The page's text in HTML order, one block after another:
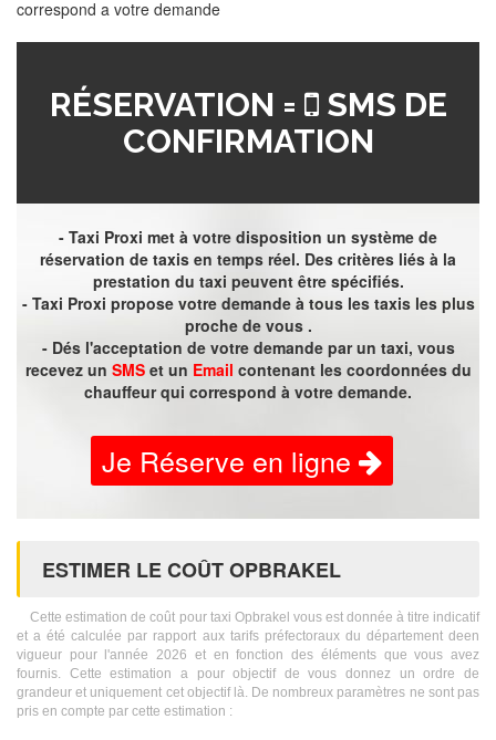
correspond a votre demande
RÉSERVATION =
SMS DE
CONFIRMATION
- Taxi Proxi met à votre disposition un système de
réservation de taxis en temps réel. Des critères liés à la
prestation du taxi peuvent être spécifiés.
- Taxi Proxi propose votre demande à tous les taxis les plus
proche de vous .
- Dés l'acceptation de votre demande par un taxi, vous
recevez un SMSet un Email contenant les coordonnées du
chauffeur qui correspond à votre demande.
Je Réserve en ligne
ESTIMER LE COÛT OPBRAKEL
Cette estimation de coût pour taxi Opbrakel vous est donnée à titre indicatif
et a été calculée par rapport aux tarifs préfectoraux du département deen
vigueur pour l'année 2026 et en fonction des éléments que vous avez
fournis. Cette estimation a pour objectif de vous donnez un ordre de
grandeur et uniquement cet objectif là. De nombreux paramètres ne sont pas
pris en compte par cette estimation :